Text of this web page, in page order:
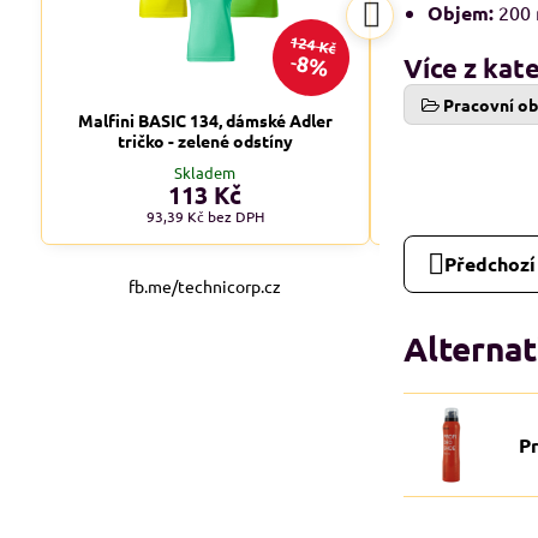
Objem: 200
Více z
Pracovní
124 Kč
8%
Malfini BASIC 134, dámské Adler
tričko - zelené odstíny
Skladem
113 Kč
93,39 Kč bez DPH
Malfini BASIC
fb.me/technicorp.cz